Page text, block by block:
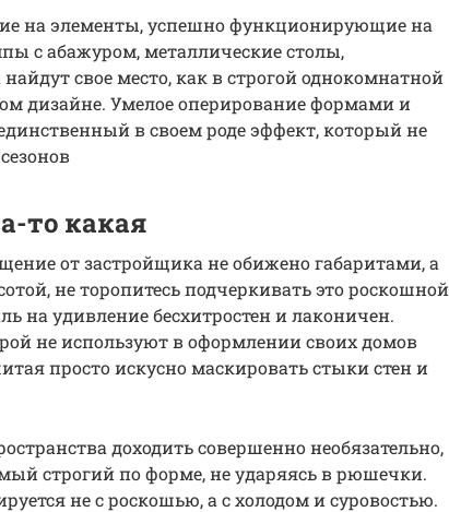
на элементы, успешно функционирующие на
с абажуром, металлические столы,
свое место, как в строгой однокомнатной
дизайне. Умелое оперирование формами и
в своем роде эффект, который не
то какая
от застройщика не обижено габаритами, а
не торопитесь подчеркивать это роскошной
на удивление бесхитростен и лаконичен.
не используют в оформлении своих домов
просто искусно маскировать стыки стен и
доходить совершенно необязательно,
строгий по форме, не ударяясь в рюшечки.
не с роскошью, а с холодом и суровостью.